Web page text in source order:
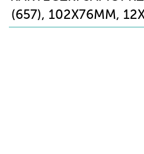
(657), 102X76MM,